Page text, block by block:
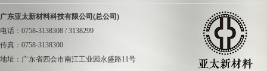
广东亚太新材料科技有限公司(总公司)
电话：0758-3138308 / 3138299
传真：0758-3138300
地址：广东省四会市南江工业园永盛路11号